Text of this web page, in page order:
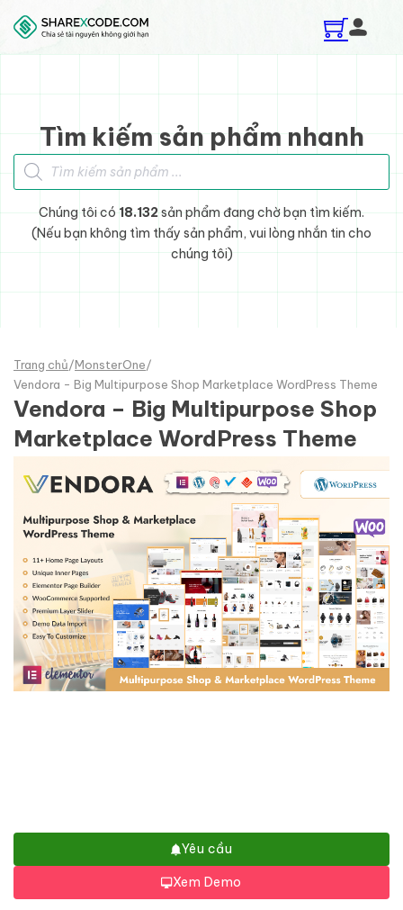
Skip to main content
Skip to footer
Tìm kiếm sản phẩm nhanh
Tìm kiếm sản phẩm
Chúng tôi có 18.132sản phẩm đang chờ bạn tìm kiếm.
(Nếu bạn không tìm thấy sản phẩm, vui lòng nhắn tin cho
chúng tôi)
Trang chủ/MonsterOne/
Vendora - Big Multipurpose Shop Marketplace WordPress Theme
Vendora – Big Multipurpose Shop
Marketplace WordPress Theme
Yêu cầu
Xem Demo